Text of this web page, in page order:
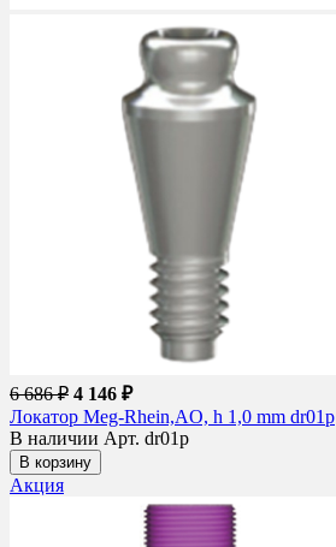
6 686 ₽ 4 146 ₽
Локатор Meg-Rhein,AO, h 1,0 mm dr01p
В наличии Арт. dr01p
В корзину
Акция